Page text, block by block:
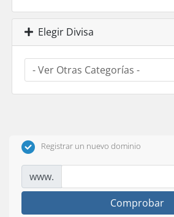
Elegir Divisa
Registrar un nuevo dominio
www.
Comprobar